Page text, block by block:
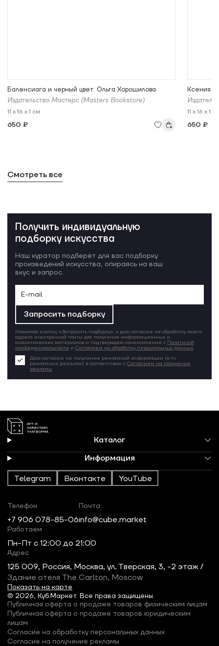
Баленсиага и черный цвет. Ольга Хорошилова
Издательство Мастерс (Masters Bookstore)
11 x 16 x 1 см
650 ₽
Ксения
11 x 16 x 1
650 ₽
Смотреть все
Получить индивидуальную
подборку искусства
Наш куратор подберёт для вас подборку
произведений искусства, опираясь на ваш
вкус и запрос.
Запросить подборку
Нажимая кнопку «Запросить подборку», я даю согласие на обработку моего
адреса электронной почты для получения информационных и
аналитических материалов и подтверждаю ознакомление с Политикой
конфиденциальности и Согласием на обработку персональных данных.
Даю согласие на получение рекламной информации (в т.ч.
рекламных рассылок) в соответствии с Согласием на получение
рекламы
Каталог
Информация
Telegram Вконтакте YouTube
© 2026, Куб.Маркет. Все права защищены.
Телефон
+7 906 078-85-06
Почта
info@cube.market
Работаем
Пн-Пт c 12:00 до 21:00
Адрес
125 009, Россия, Москва, ул. Тверская, 3, -2 этаж /
Здание отеля The Carlton, Moscow
Показать на карте
Публичная оферта о продаже товаров физическим лицам
Публичная оферта о продаже товаров юридическим
лицам
Согласие на обработку персональных данных
Согласие на получение рекламы